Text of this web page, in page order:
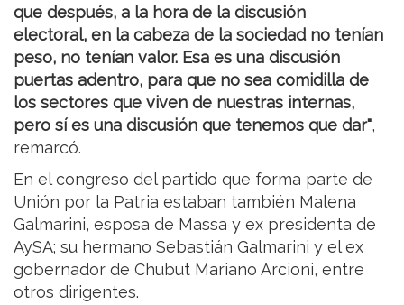
que después, a la hora de la discusión
electoral, en la cabeza de la sociedad no tenían
peso, no tenían valor. Esa es una discusión
puertas adentro, para que no sea comidilla de
los sectores que viven de nuestras internas,
pero sí es una discusión que tenemos que dar",
remarcó.
En el congreso del partido que forma parte de
Unión por la Patria estaban también Malena
Galmarini, esposa de Massa y ex presidenta de
AySA; su hermano Sebastián Galmarini y el ex
gobernador de Chubut Mariano Arcioni, entre
otros dirigentes.